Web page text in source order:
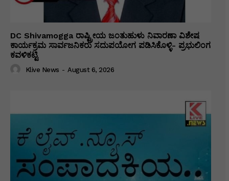
DC Shivamogga ರಾಷ್ಟ್ರೀಯ ಜಂತುಹುಳು ನಿವಾರಣಾ ವಿಶೇಷ
ಕಾರ್ಯಕ್ರಮ ಸಾರ್ವಜನಿಕರು ಸದುಪಯೋಗ ಪಡಿಸಿಕೊಳ್ಳಿ- ಪ್ರಭುಲಿಂಗ
ಕವಳಿಕಟ್ಟಿ
Klive News - August 6, 2026